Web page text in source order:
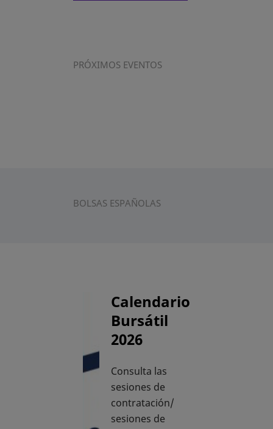
PRÓXIMOS EVENTOS
BOLSAS ESPAÑOLAS
Calendario
Bursátil
2026
Consulta las
sesiones de
contratación/
sesiones de